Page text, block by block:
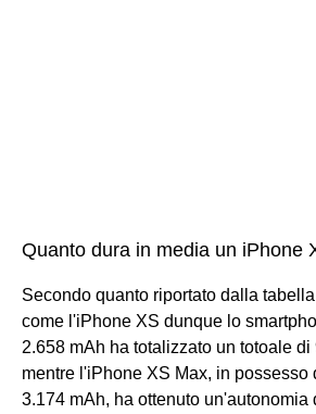
Quanto dura in media un iPhone
Secondo quanto riportato dalla
come l'iPhone XS dunque lo
2.658 mAh ha totalizzato un totoale di
mentre l'iPhone XS Max, in possesso
3.174 mAh, ha ottenuto un'autonomia